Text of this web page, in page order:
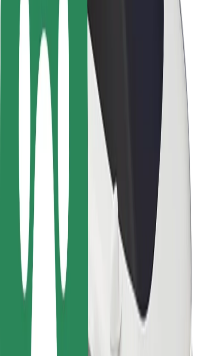
Sigurnost korisnika
Sigurnost vozača
Sigurnost na romobilu
Sigurnosni laboratorij
Gradovi
Lokacije
Gradska rješenja
Zračne luke
Bolt stanice za punjenje
Za korisnike
Za vozače
Za dostavljače
Bolt Food
Za vlasnike flota
Za restorane
Bolt for Business
Dobavljači
Uvjeti i odredbe